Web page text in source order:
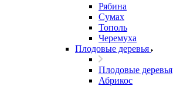
Рябина
Сумах
Тополь
Черемуха
Плодовые деревья
Плодовые деревья
Абрикос